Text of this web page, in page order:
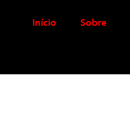
Início Sobre